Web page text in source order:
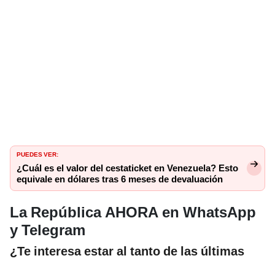
PUEDES VER:
¿Cuál es el valor del cestaticket en Venezuela? Esto
equivale en dólares tras 6 meses de devaluación
La República AHORA en WhatsApp
y Telegram
¿Te interesa estar al tanto de las últimas